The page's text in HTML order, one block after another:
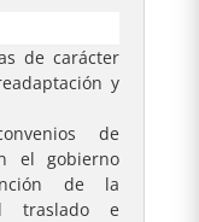
de carácter
y
de
el gobierno
de la
traslado e